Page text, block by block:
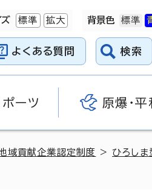
ズ 標準 拡大 背景色
よくある質問 検索
ポーツ 原爆・平
域貢献企業認定制度 >ひろし